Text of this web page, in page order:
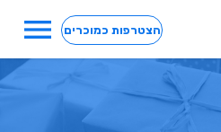
הצטרפות כמוכרים menu